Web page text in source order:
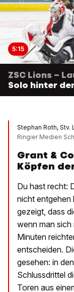
5:15
ZSC Lions –
Solo hinter
Stephan Roth,
Ringier Medien
Grant &
Köpfen
Du hast recht:
nicht entgehen
gezeigt, dass
wenn man sich
Minuten
entscheiden.
gesehen: in
Schlussdrittel
Toren aus